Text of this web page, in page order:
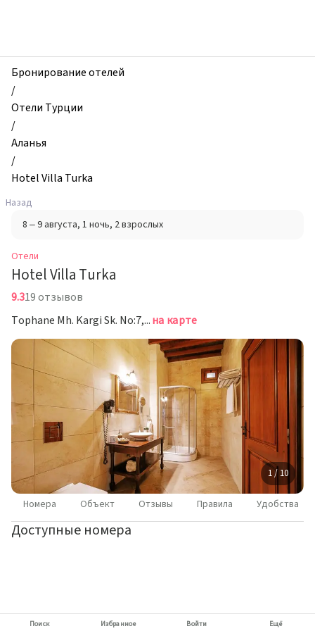
Hotel
Villa
Turka,
Аланья,
Турция
Бронирование отелей
/
Отели Турции
/
Аланья
/
Hotel Villa Turka
Назад
8 – 9 августа, 1 ночь, 2 взрослых
Отели
Hotel Villa Turka
9.319 отзывов
Tophane Mh. Kargi Sk. No:7, Аланьяна карте
1 / 10
Номера Объект Отзывы Правила Удобства
Доступные номера
Поиск Избранное Войти Ещё